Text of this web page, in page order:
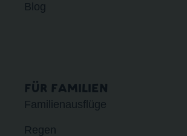
Blog
FÜR FAMILIEN
Familienausflüge
Regen